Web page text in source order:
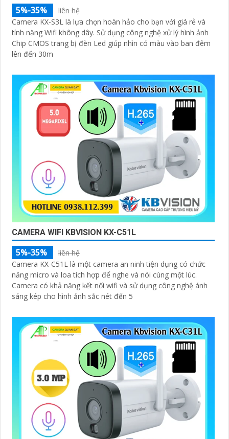
5%-35%
liên hệ
Camera KX-S3L là lựa chọn hoàn hảo cho bạn với giá rẻ và
tính năng Wifi không dây. Sử dụng công nghệ xử lý hình ảnh
Chip CMOS trang bị đèn Led giúp nhìn có màu vào ban đêm
lên đến 30m
CAMERA WIFI KBVISION KX-C51L
5%-35%
liên hệ
Camera KX-C51L là một camera an ninh tiện dụng có chức
năng micro và loa tích hợp để nghe và nói cùng một lúc.
Camera có khả năng kết nối wifi và sử dụng công nghệ ánh
sáng kép cho hình ảnh sắc nét đến 5